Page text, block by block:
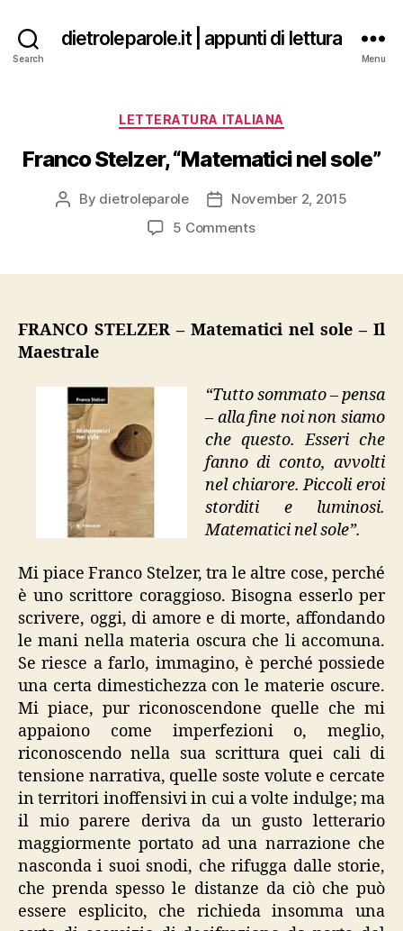
Search
dietroleparole.it | appunti di lettura
Menu
Categories
LETTERATURA ITALIANA
Franco Stelzer, “Matematici nel sole”
Post
By dietroleparole
PostNovember 2, 2015
5 Commentson
sole”
FRANCO STELZER – Matematici nel sole – Il
Maestrale
“Tutto sommato – pensa
– alla fine noi non siamo
che questo. Esseri che
fanno di conto, avvolti
nel chiarore. Piccoli eroi
storditi e luminosi.
Matematici nel sole”.
Mi piace Franco Stelzer, tra le altre cose, perché
è uno scrittore coraggioso. Bisogna esserlo per
scrivere, oggi, di amore e di morte, affondando
le mani nella materia oscura che li accomuna.
Se riesce a farlo, immagino, è perché possiede
una certa dimestichezza con le materie oscure.
Mi piace, pur riconoscendone quelle che mi
appaiono come imperfezioni o, meglio,
riconoscendo nella sua scrittura quei cali di
tensione narrativa, quelle soste volute e cercate
in territori inoffensivi in cui a volte indulge; ma
il mio parere deriva da un gusto letterario
maggiormente portato ad una narrazione che
nasconda i suoi snodi, che rifugga dalle storie,
che prenda spesso le distanze da ciò che può
essere esplicito, che richieda insomma una